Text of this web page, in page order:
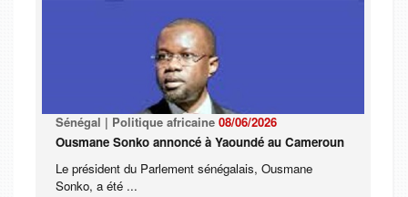
Sénégal | Politique africaine 08/06/2026
Ousmane Sonko annoncé à Yaoundé au Cameroun
Le président du Parlement sénégalais, Ousmane
Sonko, a été ...